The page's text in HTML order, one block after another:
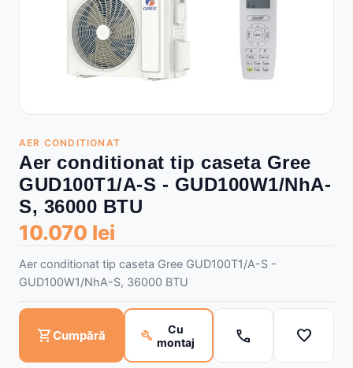
AER CONDITIONAT
Aer conditionat tip caseta Gree
GUD100T1/A-S - GUD100W1/NhA-
S, 36000 BTU
10.070 lei
Aer conditionat tip caseta Gree GUD100T1/A-S -
GUD100W1/NhA-S, 36000 BTU
shopping_cartCumpără build
Cu
montaj
call favorite